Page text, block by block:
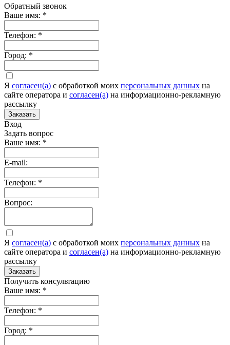
Обратный звонок
Ваше имя: *
Телефон: *
Город: *
Я согласен(а) c обработкой моих персональных данных на
сайте оператора и согласен(а) на информационно-рекламную
рассылку
Заказать
Вход
Задать вопрос
Ваше имя: *
E-mail:
Телефон: *
Вопрос:
Я согласен(а) c обработкой моих персональных данных на
сайте оператора и согласен(а) на информационно-рекламную
рассылку
Заказать
Получить консультацию
Ваше имя: *
Телефон: *
Город: *